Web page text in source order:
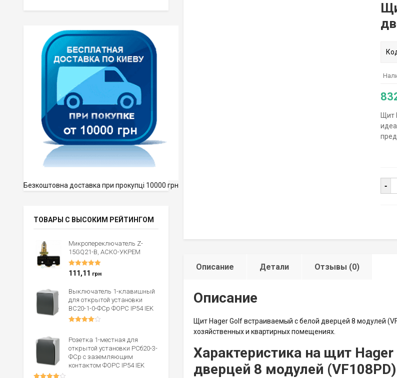
-
Описание Детали Отзывы (0)
Описание
Щит Hager Golf встраиваемый с белой дверцей 8 модулей
хозяйственных и квартирных помещениях.
Характеристика на щит
дверцей 8 модулей (VF108PD)
Безкоштовна доставка при прокупці 10000 грн
ТОВАРЫ С ВЫСОКИМ РЕЙТИНГОМ
Микропереключатель Z-
15GQ21-B, АСКО-УКРЕМ
Оценка5.00
из 5
111,11 грн
Выключатель 1-клавишный
для открытой установки
ВС20-1-0-ФСр ФОРС IP54 IEK
Розетка 1-местная для
открытой установки РСб20-3-
ФСр с заземляющим
контактом ФОРС IP54 IEK